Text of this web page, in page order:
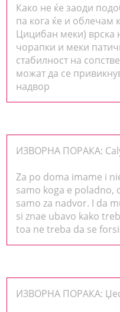
Како не ќе заоди
па кога ќе и
Цицибан меки)
чорапки и меки
стабилност на
можат да се
надвор
ИЗВОРНА ПОРАКА:
Za po doma imame i
samo koga e poladno,
samo za nadvor. I da
si znae ubavo kako
toa ne treba da se
ИЗВОРНА ПОРАКА: